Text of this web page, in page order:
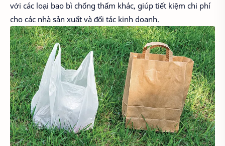
với các loại bao bì chống thấm khác, giúp tiết kiệm chi phí
cho các nhà sản xuất và đối tác kinh doanh.